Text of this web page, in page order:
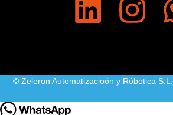
© Zeleron Automatizacioón y Róbotica S.L.